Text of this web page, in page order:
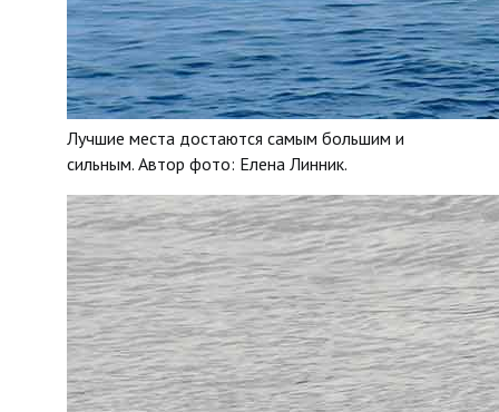
Лучшие места достаются самым большим и
сильным. Автор фото: Елена Линник.